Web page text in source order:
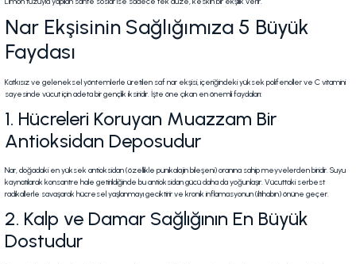
Nar Ekşisinin Sağlığımıza 5 Büyük
Faydası
Katkısız ve geleneksel yöntemlerle üretilen saf nar ekşisi, içeriğindeki yüksek polifenoller ve C vitamini
sayesinde vücut için adeta bir gençlik iksiridir. İşte öne çıkan en önemli faydaları:
1. Hücreleri Koruyan Muazzam Bir
Antioksidan Deposudur
Nar, doğadaki en yüksek antioksidan (özellikle punikalajin bileşeni) oranına sahip meyvelerden biridir. Suyu
kaynatılarak konsantre hale getirildiğinde bu antioksidan gücü daha da yoğunlaşır. Vücuttaki serbest
radikallerle savaşarak hücresel yaşlanmayı geciktirir ve kronik inflamasyonun (iltihabın) önüne geçer.
2. Kalp ve Damar Sağlığının En Büyük
Dostudur